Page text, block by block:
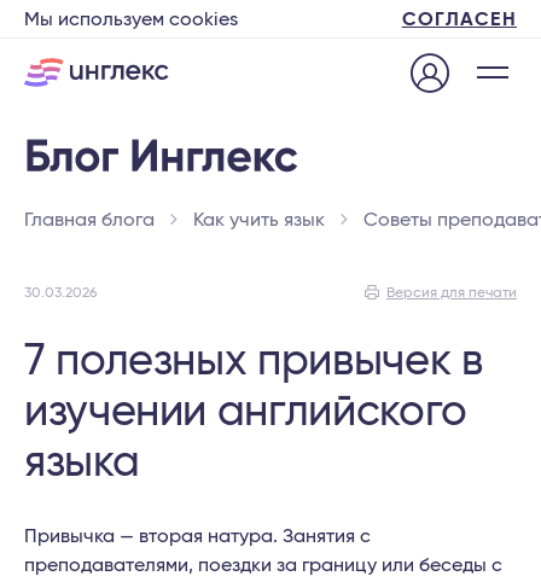
Мы используем cookies СОГЛАСЕН
Главная блога Как учить язык Советы
30.03.2026 Версия для печати
7 полезных привычек в
изучении английского
языка
Привычка — вторая натура. Занятия с
преподавателями, поездки за границу или беседы с